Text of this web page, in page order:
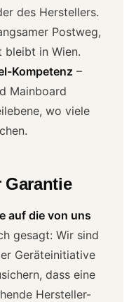
des Herstellers.
Postweg,
bleibt in Wien.
Kompetenz –
Mainboard
wo viele
auf die von uns
gesagt: Wir sind
Geräteinitiative
dass eine
Hersteller-